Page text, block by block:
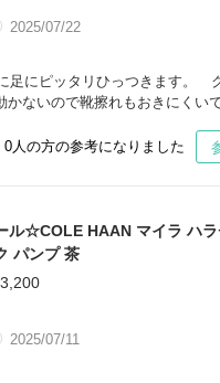
2025/07/22
足にピッタリひっつきます。
かないので靴擦れもおきにくいで
0人の方の参考になりました
ル☆COLE HAAN マイラ ハラ
パンプ 茶
2025/07/11